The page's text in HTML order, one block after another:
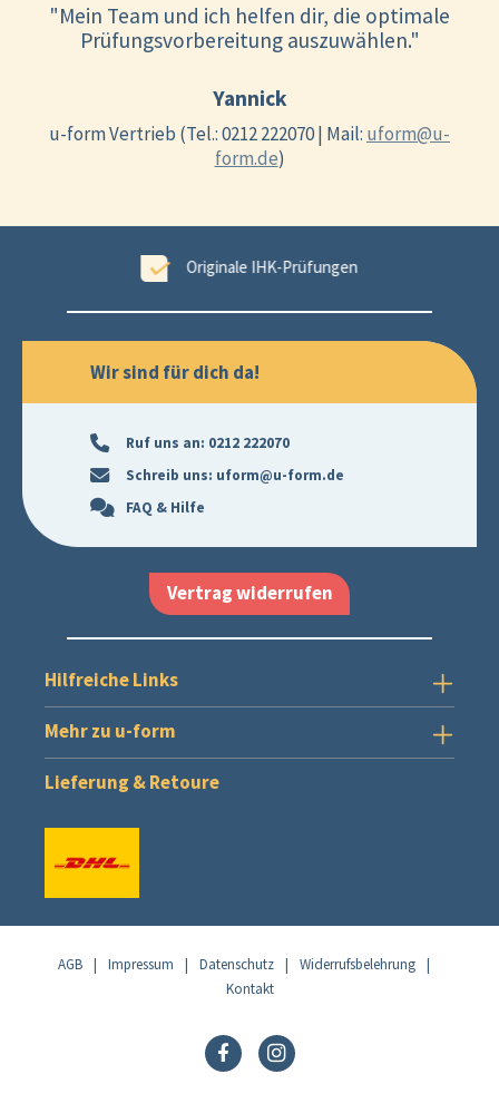
"Mein Team und ich helfen dir, die optimale
Prüfungsvorbereitung auszuwählen."
Yannick
u-form Vertrieb (Tel.: 0212 222070 | Mail: uform@u-
form.de)
99,6 % Erfolgsgarantie
Wir sind für dich da!
Ruf uns an: 0212 222070
Schreib uns: uform@u-form.de
FAQ & Hilfe
Vertrag widerrufen
Hilfreiche Links
Mehr zu u-form
Lieferung & Retoure
AGB | Impressum | Datenschutz | Widerrufsbelehrung |
Kontakt